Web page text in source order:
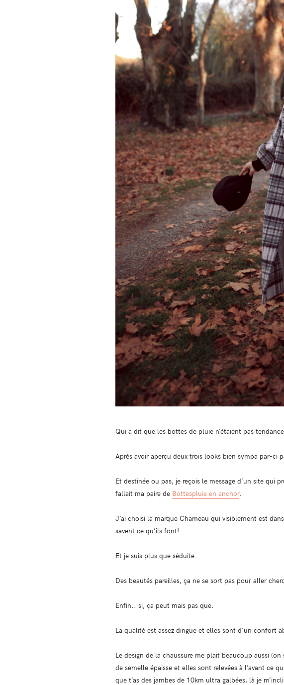
Qui a dit que les bottes de pluie n’étaient pas
Après avoir aperçu deux trois looks bien sympa par-ci
Et destinée ou pas, je reçois le message d’un site qui
fallait ma paire de Bottespluie en anchor.
J’ai choisi la marque Chameau qui visiblement est
savent ce qu’ils font!
Et je suis plus que séduite.
Des beautés pareilles, ça ne se sort pas pour aller
Enfin.. si, ça peut mais pas que.
La qualité est assez dingue et elles sont d’un confort
Le design de la chaussure me plait beaucoup aussi
de semelle épaisse et elles sont relevées à l’avant ce
que t’as des jambes de 10km ultra galbées, là je